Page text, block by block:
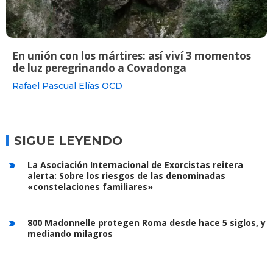
En unión con los mártires: así viví 3 momentos
de luz peregrinando a Covadonga
Rafael Pascual Elías OCD
SIGUE LEYENDO
La Asociación Internacional de Exorcistas reitera
alerta: Sobre los riesgos de las denominadas
«constelaciones familiares»
800 Madonnelle protegen Roma desde hace 5 siglos, y
mediando milagros